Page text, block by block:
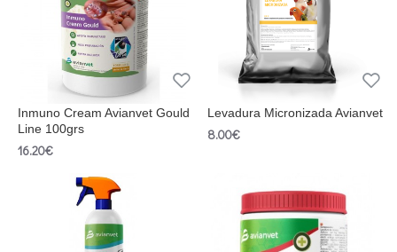
Inmuno Cream Avianvet Gould
Line 100grs
16.20€
Levadura Micronizada Avianvet
8.00€